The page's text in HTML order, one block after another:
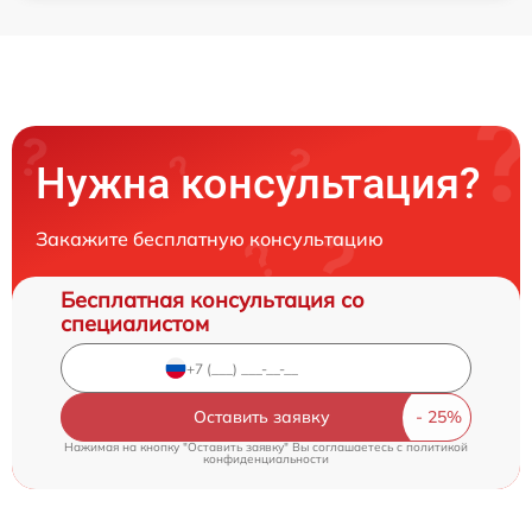
Нужна консультация?
Закажите бесплатную консультацию
Бесплатная консультация со
специалистом
Оставить заявку
Нажимая на кнопку "Оставить заявку" Вы соглашаетесь c политикой
конфиденциальности